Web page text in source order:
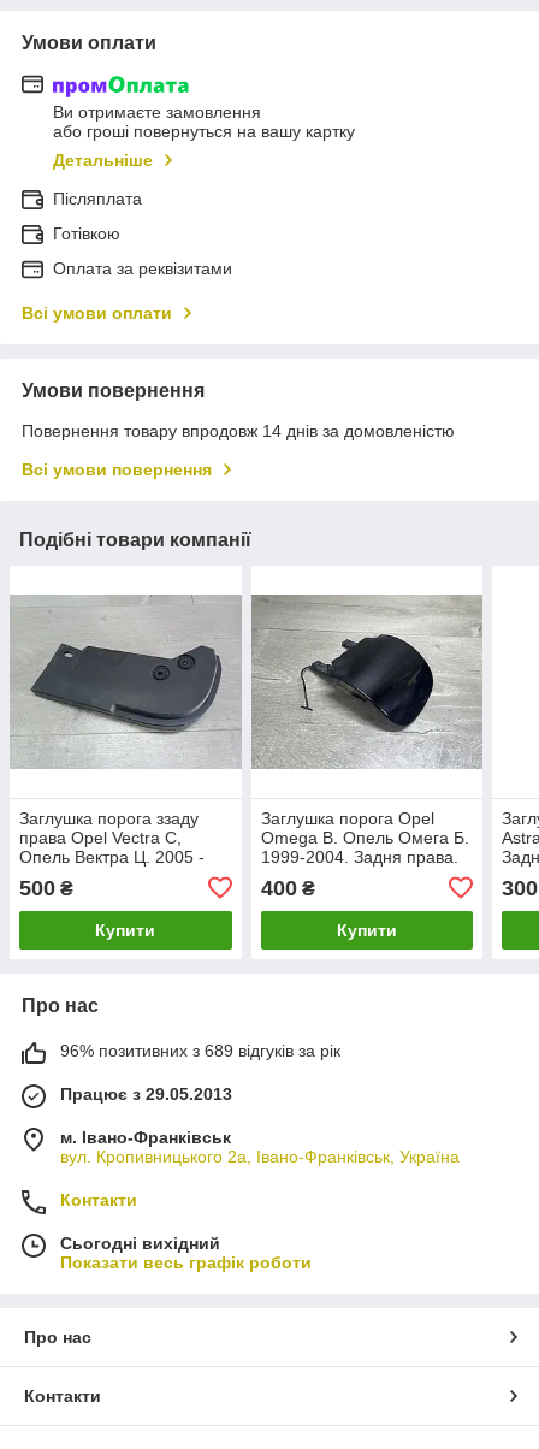
Умови оплати
Ви отримаєте замовлення
або гроші повернуться на вашу картку
Детальніше
Післяплата
Готівкою
Оплата за реквізитами
Всі умови оплати
Умови повернення
Повернення товару впродовж 14 днів за домовленістю
Всі умови повернення
Подібні товари компанії
Заглушка порога ззаду
права Opel Vectra C,
Опель Вектра Ц. 2005 -
500 ₴
Купити
Заглушка порога Opel
Omega B. Опель Омега Б.
1999-2004. Задня права.
400₴
Купити
300
Про нас
96% позитивних з 689 відгуків за рік
Працює з 29.05.2013
м. Івано-Франківськ
вул. Кропивницького 2а, Івано-Франківськ, Україна
Контакти
Сьогодні вихідний
Показати весь графік роботи
Про нас
Контакти